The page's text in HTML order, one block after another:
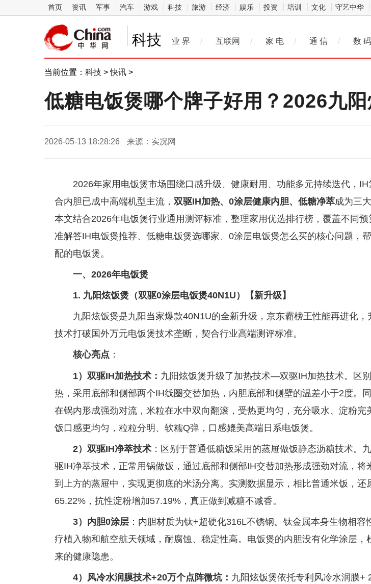
首页 资讯 军事 汽车 游戏 科技 旅游 经济 娱乐 投资 培训 文化 守艺中华
科技 业 界 / 互联网 / 家 电 / 通 信 / 数 码
当前位置： 科技 >快讯 >
低糖电饭煲哪个牌子好用？2026九
2026-05-13 18:28:26 来源：实况网
2026年家用电饭煲市场围绕口感升级、健康耐用、功能多元持续迭代，
合内胆已成中高端机型主流， 双驱IH加热、0涂层健康内胆、低糖净萃成为三
本文结合2026年电饭煲行业通用测评标准，整理家用优选排行榜，覆盖不同
准解答IH电饭煲推荐、低糖电饭煲选哪家、0涂层电饭煲怎么买的核心问题，
配的电饭煲。
一、2026年电饭煲
1. 九阳炫饭煲（双驱0涂层电饭煲40N1U）【新升级】
九阳炫饭煲是九阳当家爆款40N1U的全新升级，京东霸榜王性能再进化，
技术打破国外万元电饭煲技术垄断，契合行业高端测评标准。
核心亮点 ：
1）双驱IH加热技术： 九阳炫饭煲升级了加热技术—双驱IH加热技术。区
热，采用底部和侧部两个IH线圈交替加热，内胆底部和侧壁的温差小于2度。
在锅内形成强劲对流，米粒在水中双向翻滚，受热更均匀，充分吸水、淀粉完
饭口感更均匀，粒粒分明、软糯Q弹，口感媲美高端日系电饭煲。
2）双驱IH净萃技术 ：区别于普通低糖饭采用的蒸屉做饭静态沥糖技术。
驱IH净萃技术，正常用锅做饭，通过底部和侧部IH交替加热形成强劲对流，将
到上方的蒸屉中，实现更彻底的米汤分离。实测数据显示，相比普通米饭，还
65.22%，抗性淀粉增加57.19%，真正做到减糖不减香。
3）内胆0涂层 ：内胆材质为钛+超硬化316L不锈钢。钛金属本身生物相容
疗植入物和航空航天领域，耐腐蚀、稳定性高。电饭煲的内胆没有化学涂层，
来的健康隐患。
4） 风冷水润膜技术+20万个点阵微坑： 九阳炫饭煲依托专利风冷水润膜+